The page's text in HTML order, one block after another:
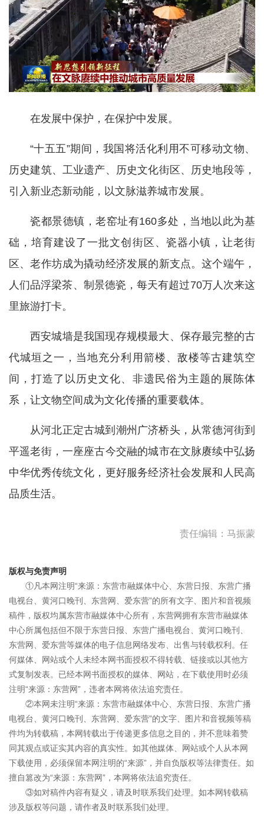
在发展中保护，在保护中发展。
“十五五”期间，我国将活化利用不可移动文物、
历史建筑、工业遗产、历史文化街区、历史地段等，
引入新业态新动能，以文脉滋养城市发展。
瓷都景德镇，老窑址有160多处，当地以此为基
础，培育建设了一批文创街区、瓷器小镇，让老街
区、老作坊成为撬动经济发展的新支点。这个端午，
人们品浮梁茶、制景德瓷，每天有超过70万人次来这
里旅游打卡。
西安城墙是我国现存规模最大、保存最完整的古
代城垣之一，当地充分利用箭楼、敌楼等古建筑空
间，打造了以历史文化、非遗民俗为主题的展陈体
系，让文物空间成为文化传播的重要载体。
从河北正定古城到潮州广济桥头，从常德河街到
平遥老街，一座座古今交融的城市在文脉赓续中弘扬
中华优秀传统文化，更好服务经济社会发展和人民高
品质生活。
责任编辑：马振蒙
版权与免责声明
①凡本网注明“来源：东营市融媒体中心、东营日报、东营广播
电视台、黄河口晚刊、东营网、爱东营”的所有文字、图片和音视频
稿件，版权均属东营市融媒体中心所有，东营网拥有东营市融媒体
中心所属包括但不限于东营日报、东营广播电视台、黄河口晚刊、
东营网、爱东营等媒体的电子信息网络发布、出售与转载权利。任
何媒体、网站或个人未经本网书面授权不得转载、链接或以其他方
式复制发表。已经本网书面授权的媒体、网站，在下载使用时必须
注明“来源：东营网”，违者本网将依法追究责任。
②本网未注明“来源：东营市融媒体中心、东营日报、东营广播
电视台、黄河口晚刊、东营网、爱东营”的文字、图片和音视频等稿
件均为转载稿，本网转载出于传递更多信息之目的，并不意味着赞
同其观点或证实其内容的真实性。如其他媒体、网站或个人从本网
下载使用，必须保留本网注明的“来源”，并自负版权等法律责任。如
擅自篡改为“来源：东营网”，本网将依法追究责任。
③如对稿件内容有疑义，请及时联系我们处理。如本网转载稿
涉及版权等问题，请作者及时联系我们处理。